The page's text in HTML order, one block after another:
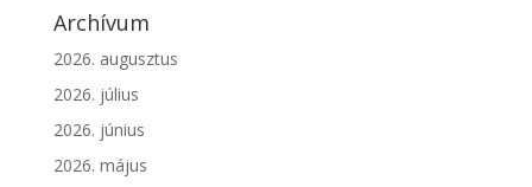
Archívum
2026. augusztus
2026. július
2026. június
2026. május